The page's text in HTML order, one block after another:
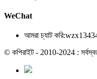
WeChat
আমরা চ্যাট করি:
© কপিরাইট - 2010-2024 :